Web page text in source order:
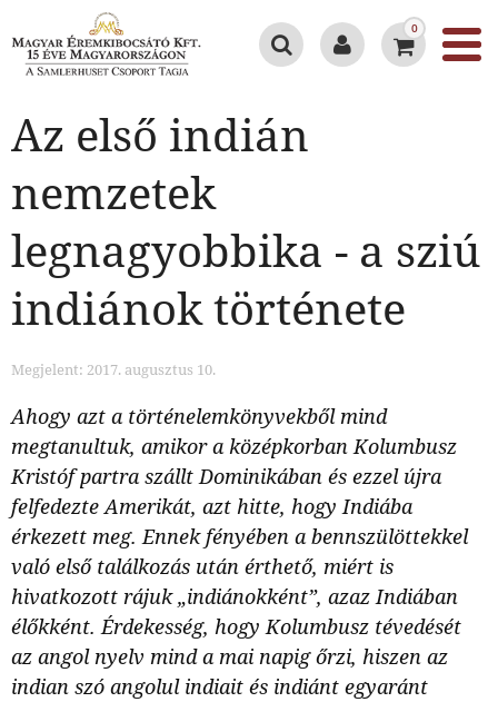
0
Az első indián
nemzetek
legnagyobbika - a sziú
indiánok története
Megjelent: 2017. augusztus 10.
Ahogy azt a történelemkönyvekből mind
megtanultuk, amikor a középkorban Kolumbusz
Kristóf partra szállt Dominikában és ezzel újra
felfedezte Amerikát, azt hitte, hogy Indiába
érkezett meg. Ennek fényében a bennszülöttekkel
való első találkozás után érthető, miért is
hivatkozott rájuk „indiánokként”, azaz Indiában
élőkként. Érdekesség, hogy Kolumbusz tévedését
az angol nyelv mind a mai napig őrzi, hiszen az
indian szó angolul indiait és indiánt egyaránt